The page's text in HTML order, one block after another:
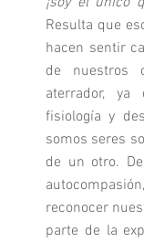
Resulta que
hacen sentir
de nuestros
aterrador, ya
fisiología y
somos seres
de un otro.
reconocer
parte de la